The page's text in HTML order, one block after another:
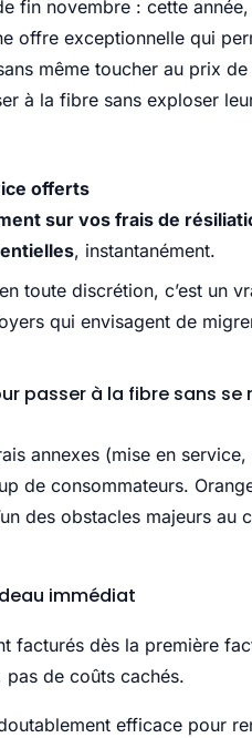
fin novembre : cette année,
offre exceptionnelle qui
même toucher au prix
à la fibre sans exploser
offerts
sur vos frais de
, instantanément.
toute discrétion, c’est un
qui envisagent de
passer à la fibre sans se
annexes (mise en
de consommateurs.
des obstacles majeurs
immédiat
facturés dès la première
pas de coûts cachés.
efficace pour